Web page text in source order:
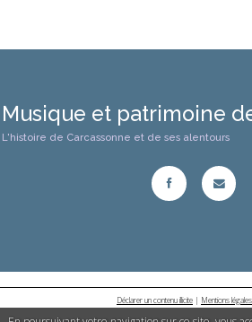
Musique et patrimoine
L'histoire de Carcassonne et de ses alentours
Déclarer un contenu illicite | Mentions